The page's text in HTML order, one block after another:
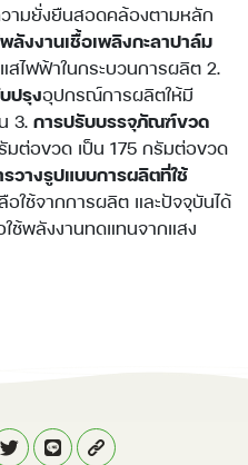
ามยั่งยืนสอดคล้องตามหลัก
ลังงานเชื้อเพลิงกะลาปาล์ม
สไฟฟ้าในกระบวนการผลิต 2.
ปรุงอุปกรณ์การผลิตให้มี
3. การปรับบรรจุภัณฑ์ขวด
มต่อขวด เป็น 175 กรัมต่อขวด
างรูปแบบการผลิตที่ใช้
อใช้จากการผลิต และปัจจุบันได้
ใช้พลังงานทดแทนจากแสง